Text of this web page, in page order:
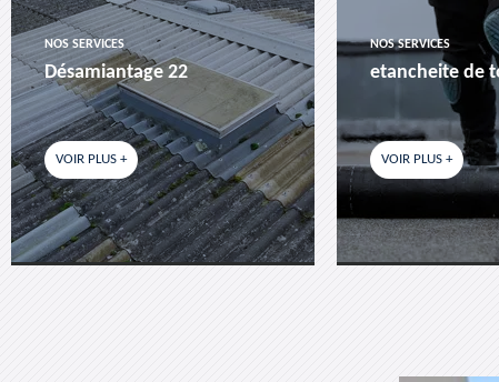
NOS SERVICES
Désamiantage 22
VOIR PLUS +
NOS SERVICES
etancheite de
VOIR PLUS +